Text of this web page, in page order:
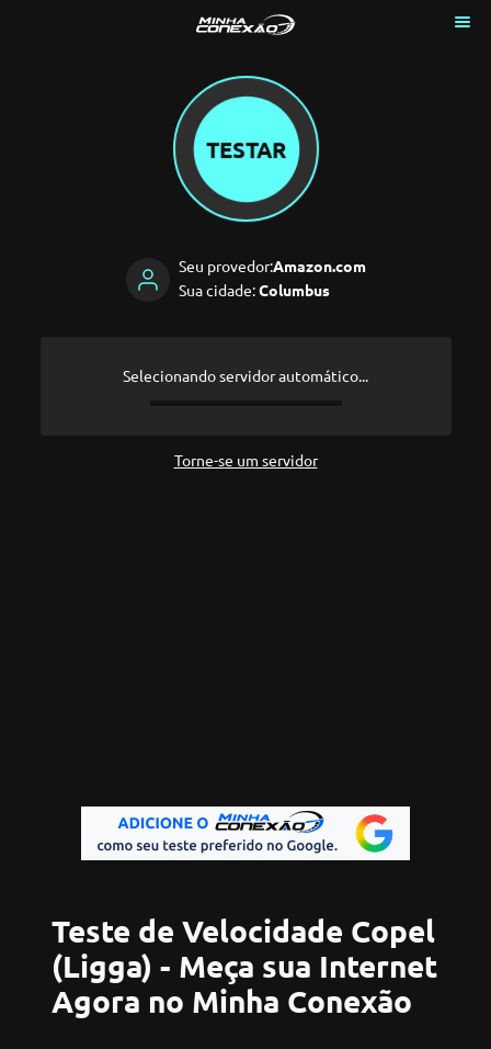
TESTAR
Seu provedor:Amazon.com
Sua cidade:Columbus
Selecionando servidor automático...
Torne-se um servidor
Teste de Velocidade Copel
(Ligga) - Meça sua Internet
Agora no Minha Conexão